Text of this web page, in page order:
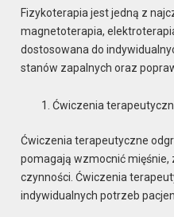
Fizykoterapia jest jedną z
magnetoterapia,
dostosowana do
stanów zapalnych oraz
Ćwiczenia
Ćwiczenia terapeutyczne
pomagają wzmocnić
czynności. Ćwiczenia
indywidualnych potrzeb